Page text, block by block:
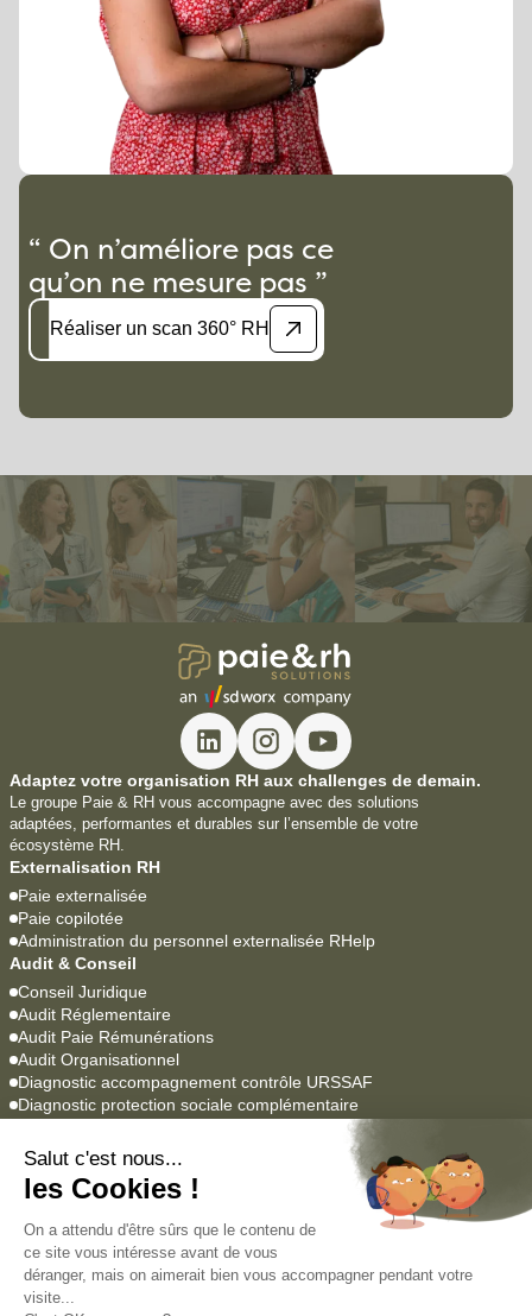
“ On n’améliore pas ce
qu’on ne mesure pas ”
Réaliser un scan 360° RH
Adaptez votre organisation RH aux challenges de demain.
Le groupe Paie & RH vous accompagne avec des solutions
adaptées, performantes et durables sur l’ensemble de votre
écosystème RH.
Externalisation RH
Paie externalisée
Paie copilotée
Administration du personnel externalisée RHelp
Audit & Conseil
Conseil Juridique
Audit Réglementaire
Audit Paie Rémunérations
Audit Organisationnel
Diagnostic accompagnement contrôle URSSAF
Diagnostic protection sociale complémentaire
YEAP Paie
Lucca SIRH
Agrume
Empowill
Académie
Formations professionnelles
Formations en alternance